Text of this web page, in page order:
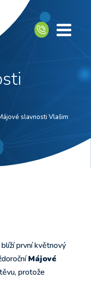
slavnosti Vlašim
první květnový
Májové
protože